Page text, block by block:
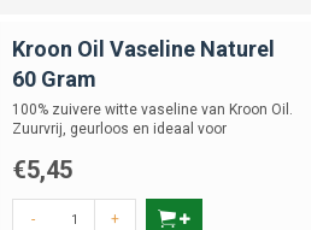
Kroon Oil Vaseline Naturel
60 Gram
100% zuivere witte vaseline van Kroon Oil.
Zuurvrij, geurloos en ideaal voor
€5,45
- +